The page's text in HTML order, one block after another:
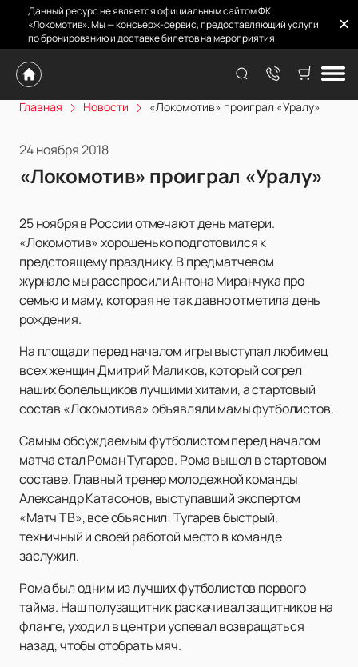
Данный ресурс не является официальным сайтом ФК
«Локомотив». Мы — консьерж-сервис, предоставляющий услуги
по бронированию и доставке билетов на мероприятия.
Главная Новости «Локомотив» проиграл «Уралу»
24 ноября 2018
«Локомотив» проиграл «Уралу»
25 ноября в России отмечают день матери.
«Локомотив» хорошенько подготовился к
предстоящему празднику. В предматчевом
журнале мы расспросили Антона Миранчука про
семью и маму, которая не так давно отметила день
рождения.
На площади перед началом игры выступал любимец
всех женщин Дмитрий Маликов, который согрел
наших болельщиков лучшими хитами, а стартовый
состав «Локомотива» объявляли мамы футболистов.
Самым обсуждаемым футболистом перед началом
матча стал Роман Тугарев. Рома вышел в стартовом
составе. Главный тренер молодежной команды
Александр Катасонов, выступавший экспертом
«Матч ТВ», все объяснил: Тугарев быстрый,
техничный и своей работой место в команде
заслужил.
Рома был одним из лучших футболистов первого
тайма. Наш полузащитник раскачивал защитников на
фланге, уходил в центр и успевал возвращаться
назад, чтобы отобрать мяч.